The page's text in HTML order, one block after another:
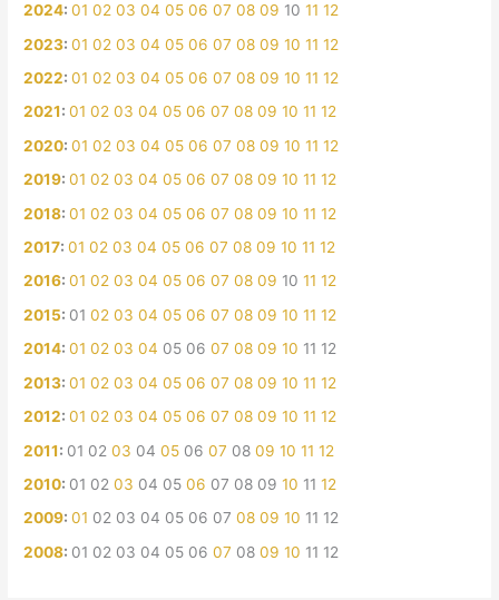
2024:01 02 03 04 05 06 07 08 09 10 11 12
2023:01 02 03 04 05 06 07 08 09 10 11 12
2022:01 02 03 04 05 06 07 08 09 10 11 12
2021:01 02 03 04 05 06 07 08 09 10 11 12
2020:01 02 03 04 05 06 07 08 09 10 11 12
2019:01 02 03 04 05 06 07 08 09 10 11 12
2018:01 02 03 04 05 06 07 08 09 10 11 12
2017:01 02 03 04 05 06 07 08 09 10 11 12
2016:01 02 03 04 05 06 07 08 09 10 11 12
2015: 01 02 03 04 05 06 07 08 09 10 11 12
2014:01 02 03 04 05 06 07 08 09 10 11 12
2013:01 02 03 04 05 06 07 08 09 10 11 12
2012:01 02 03 04 05 06 07 08 09 10 11 12
2011: 01 02 03 04 05 06 07 08 09 10 11 12
2010: 01 02 03 04 05 06 07 08 09 10 11 12
2009:01 02 03 04 05 06 07 08 09 10 11 12
2008: 01 02 03 04 05 06 07 08 09 10 11 12